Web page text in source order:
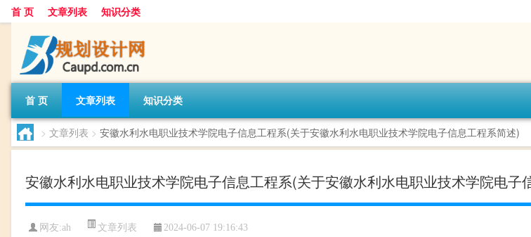
首 页 文章列表 知识分类
首 页 文章列表 知识分类
> 文章列表 > 安徽水利水电职业技术学院电子信息工程系(关于安徽水利水电职业技术学院电子信息工程系简述)
安徽水利水电职业技术学院电子信息工程系(关于安徽水利水电职业技术学院电子
网友:ah 文章列表 2024-06-07 19:16:43